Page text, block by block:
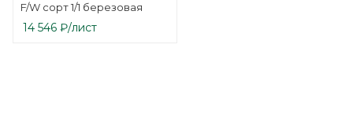
F/W сорт 1/1 березовая
14 546 ₽/лист